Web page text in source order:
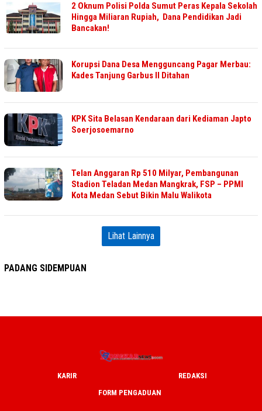
2 Oknum Polisi Polda Sumut Peras Kepala Sekolah
Hingga Miliaran Rupiah, Dana Pendidikan Jadi
Bancakan!
Korupsi Dana Desa Mengguncang Pagar Merbau:
Kades Tanjung Garbus II Ditahan
KPK Sita Belasan Kendaraan dari Kediaman Japto
Soerjosoemarno
Telan Anggaran Rp 510 Milyar, Pembangunan
Stadion Teladan Medan Mangkrak, FSP – PPMI
Kota Medan Sebut Bikin Malu Walikota
Lihat Lainnya
PADANG SIDEMPUAN
KARIR
REDAKSI
FORM PENGADUAN